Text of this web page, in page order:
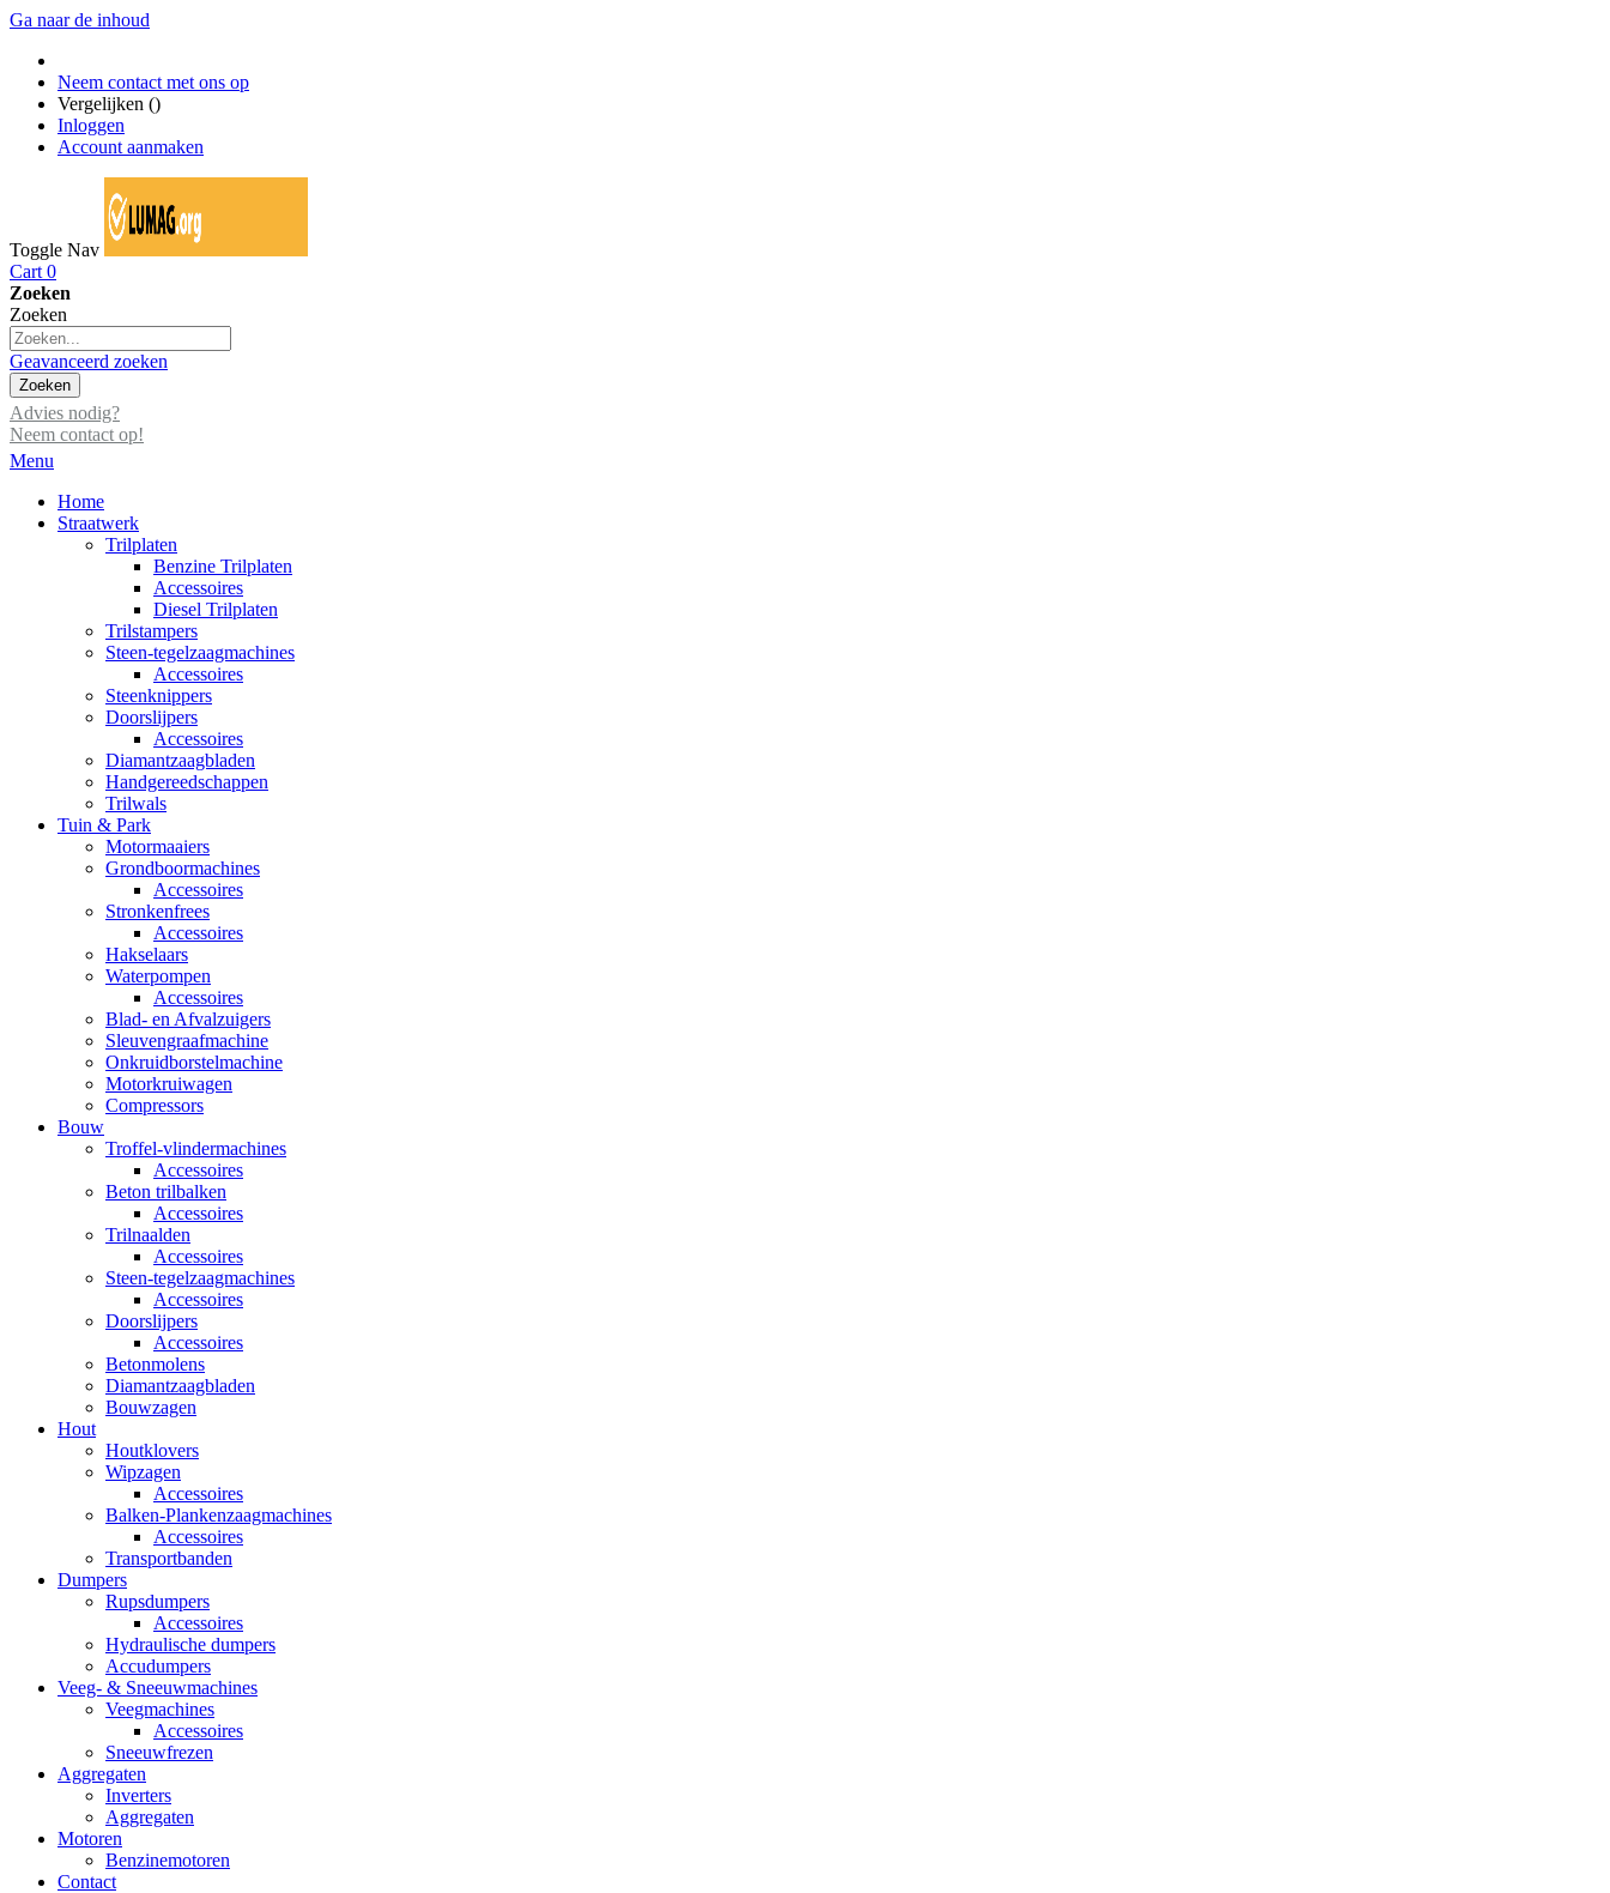
Ga naar de inhoud
Neem contact met ons op
Vergelijken ()
Inloggen
Account aanmaken
Toggle Nav
Cart 0
Zoeken
Zoeken
Geavanceerd zoeken
Zoeken
Advies nodig?
Neem contact op!
Menu
Home
Straatwerk
Trilplaten
Benzine Trilplaten
Accessoires
Diesel Trilplaten
Trilstampers
Steen-tegelzaagmachines
Accessoires
Steenknippers
Doorslijpers
Accessoires
Diamantzaagbladen
Handgereedschappen
Trilwals
Tuin & Park
Motormaaiers
Grondboormachines
Accessoires
Stronkenfrees
Accessoires
Hakselaars
Waterpompen
Accessoires
Blad- en Afvalzuigers
Sleuvengraafmachine
Onkruidborstelmachine
Motorkruiwagen
Compressors
Bouw
Troffel-vlindermachines
Accessoires
Beton trilbalken
Accessoires
Trilnaalden
Accessoires
Steen-tegelzaagmachines
Accessoires
Doorslijpers
Accessoires
Betonmolens
Diamantzaagbladen
Bouwzagen
Hout
Houtklovers
Wipzagen
Accessoires
Balken-Plankenzaagmachines
Accessoires
Transportbanden
Dumpers
Rupsdumpers
Accessoires
Hydraulische dumpers
Accudumpers
Veeg- & Sneeuwmachines
Veegmachines
Accessoires
Sneeuwfrezen
Aggregaten
Inverters
Aggregaten
Motoren
Benzinemotoren
Contact